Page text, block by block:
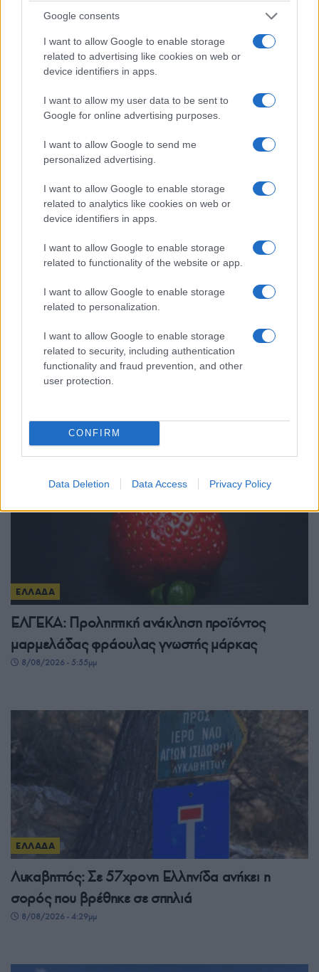
Google consents
I want to allow Google to enable storage
related to advertising like cookies on web or
device identifiers in apps.
I want to allow my user data to be sent to
Google for online advertising purposes.
I want to allow Google to send me
personalized advertising.
I want to allow Google to enable storage
related to analytics like cookies on web or
device identifiers in apps.
I want to allow Google to enable storage
related to functionality of the website or app.
I want to allow Google to enable storage
related to personalization.
I want to allow Google to enable storage
related to security, including authentication
functionality and fraud prevention, and other
user protection.
CONFIRM
Data Deletion Data Access Privacy Policy
ΕΛΛΑΔΑ
Τραγωδία στην Πάρο: Τετράχρονο παιδί πνίγηκε
σε πισίνα
ΕΛΑΣ: Συνεχίζεται με ταχείς ρυθμούς η
εξάρθρωση της ρωσόφωνης μαφίας –
Συνελήφθησαν 49χρονος και 37χρονος
ΕΛΛΑΔΑ
ΕΛΓΕΚΑ: Προληπτική ανάκληση προϊόντος
μαρμελάδας φράουλας γνωστής μάρκας
8/08/2026 - 5:55μμ
ΕΛΛΑΔΑ
Λυκαβηττός: Σε 57χρονη Ελληνίδα ανήκει η
σορός που βρέθηκε σε σπηλιά
8/08/2026 - 4:29μμ